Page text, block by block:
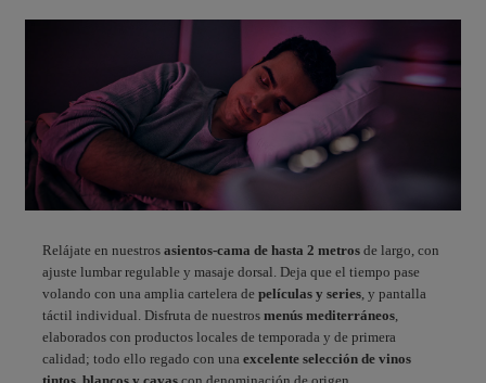
Relájate en nuestros asientos-cama de hasta 2 metros de largo, con
ajuste lumbar regulable y masaje dorsal. Deja que el tiempo pase
volando con una amplia cartelera de películas y series, y pantalla
táctil individual. Disfruta de nuestros menús mediterráneos,
elaborados con productos locales de temporada y de primera
calidad; todo ello regado con una excelente selección de vinos